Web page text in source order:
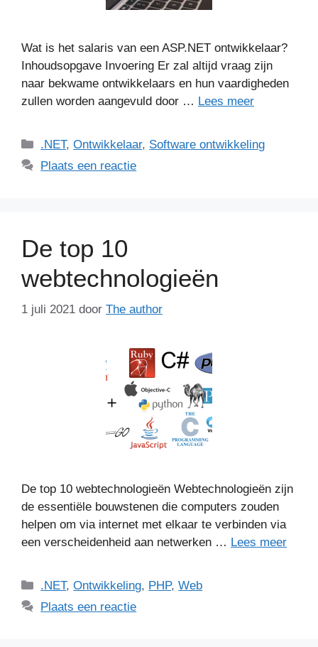
Wat is het salaris van een ASP.NET ontwikkelaar?
Inhoudsopgave Invoering Er zal altijd vraag zijn
naar bekwame ontwikkelaars en hun vaardigheden
zullen worden aangevuld door … Lees meer
Categorieën
.NET,Ontwikkelaar, Software ontwikkeling
Plaats een reactie
De top 10
webtechnologieën
1 juli 2021 door The author
De top 10 webtechnologieën Webtechnologieën zijn
de essentiële bouwstenen die computers zouden
helpen om via internet met elkaar te verbinden via
een verscheidenheid aan netwerken … Lees meer
Categorieën
.NET,Ontwikkeling, PHP,Web
Plaats een reactie